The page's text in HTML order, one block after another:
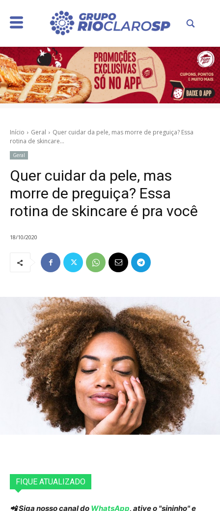
Início Geral
Quer cuidar da pele, mas morre de preguiça? Essa
rotina de skincare...
Geral
Quer cuidar da pele, mas
morre de preguiça? Essa
rotina de skincare é pra você
18/10/2020
FIQUE ATUALIZADO
📲 Siga nosso canal do WhatsApp, ative o "sininho" e